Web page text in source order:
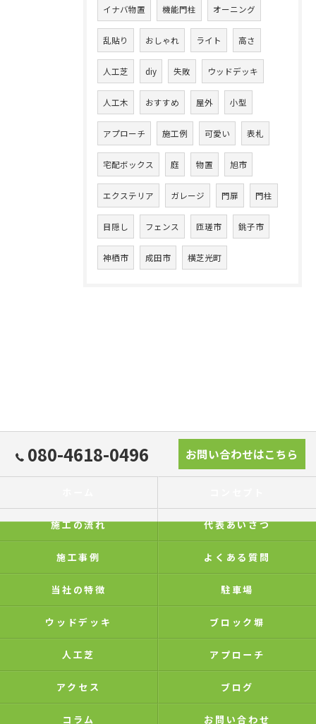
イナバ物置 機能門柱 オーニング
乱貼り おしゃれ ライト 高さ
人工芝 diy 失敗 ウッドデッキ
人工木 おすすめ 屋外 小型
アプローチ 施工例 可愛い 表札
宅配ボックス 庭 物置 旭市
エクステリア ガレージ 門扉 門柱
目隠し フェンス 匝瑳市 銚子市
神栖市 成田市 横芝光町
080-4618-0496 お問い合わせはこちら
施工の流れ 代表あいさつ
施工事例 よくある質問
当社の特徴 駐車場
ウッドデッキ ブロック塀
人工芝 アプローチ
アクセス ブログ
コラム お問い合わせ